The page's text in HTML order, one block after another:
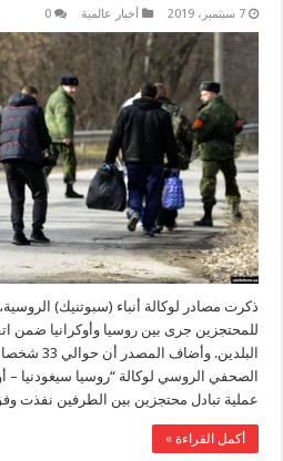
7 سبتمبر، 2019 أخبار عالمية 0
ذكرت مصادر لوكالة أنباء (سبوتنيك)
للمحتجزين جرى بين روسيا وأوكرانيا ضمن
البلدين.
الصحفي الروسي لوكالة “روسيا سيغودنيا –
عملية تبادل محتجزين بين الطرفين نفذت
أكمل القراءة »